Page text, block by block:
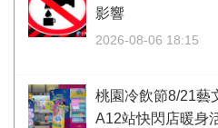
影響
2026-08-06 18:15
桃園冷飲節8/21藝
A12站快閃店暖身